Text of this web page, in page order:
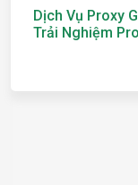
Dịch Vụ Proxy
Trải Nghiệm